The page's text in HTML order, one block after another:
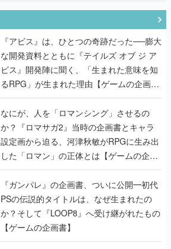
『アビス』は、ひとつの奇跡だった──膨大
な開発資料とともに『テイルズ オブ ジ ア
ビス』開発陣に聞く、「生まれた意味を知
るRPG」が生まれた理由【ゲームの企画
書】
なにが、人を「ロマンシング」させるの
か？『ロマサガ2』当時の企画書とキャラ
設定画から迫る、河津秋敏がRPGに生み出
した「ロマン」の正体とは【ゲームの企画
書】
『ガンパレ』の企画書、ついに公開━初代
PSの伝説的タイトルは、なぜ生まれたの
か？そして『LOOP8』へ受け継がれたもの
【ゲームの企画書】